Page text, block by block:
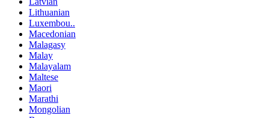
Lithuanian
Luxembou..
Macedonian
Malagasy
Malay
Malayalam
Maltese
Maori
Marathi
Mongolian